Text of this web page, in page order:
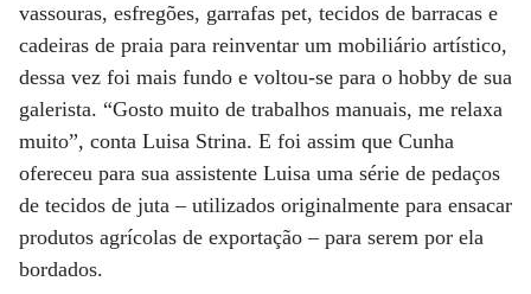
vassouras, esfregões, garrafas pet, tecidos de barracas e
cadeiras de praia para reinventar um mobiliário artístico,
dessa vez foi mais fundo e voltou-se para o hobby de sua
galerista. “Gosto muito de trabalhos manuais, me relaxa
muito”, conta Luisa Strina. E foi assim que Cunha
ofereceu para sua assistente Luisa uma série de pedaços
de tecidos de juta – utilizados originalmente para ensacar
produtos agrícolas de exportação – para serem por ela
bordados.